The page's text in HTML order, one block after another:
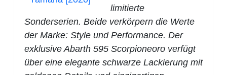
limitierte
Sonderserien. Beide verkörpern die Werte
der Marke: Style und Performance. Der
exklusive Abarth 595 Scorpioneoro verfügt
über eine elegante schwarze Lackierung mit